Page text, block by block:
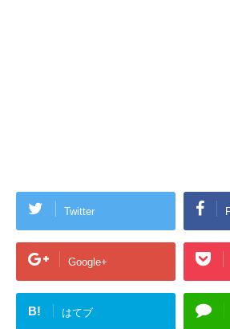
Twitter
Google+
B! はてブ